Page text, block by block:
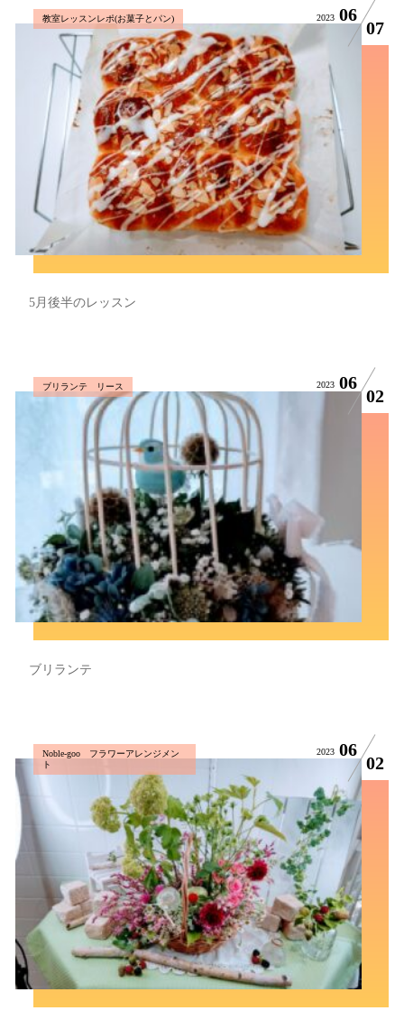
教室レッスンレポ(お菓子とパン) 2023 06
07
5月後半のレッスン
ブリランテ リース 2023 06
02
ブリランテ
Noble-goo フラワーアレンジメン
ト
2023 06
02